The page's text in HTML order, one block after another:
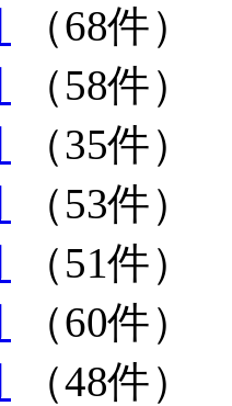
（68件）
（58件）
（35件）
（53件）
（51件）
（60件）
（48件）